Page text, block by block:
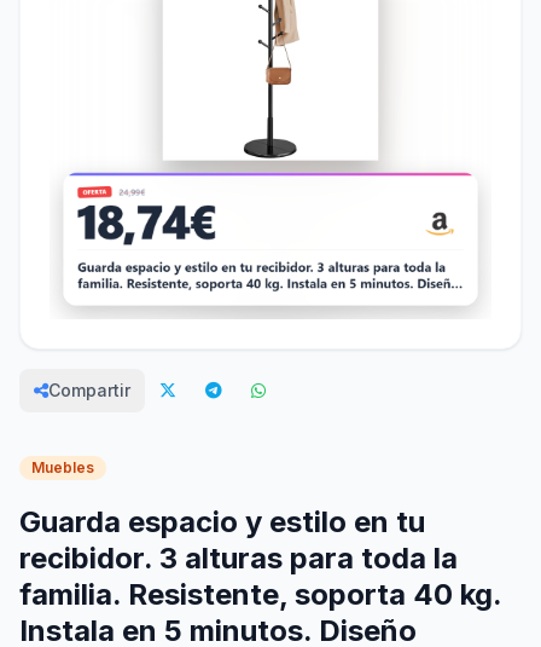
Compartir
Muebles
Guarda espacio y estilo en tu
recibidor. 3 alturas para toda la
familia. Resistente, soporta 40 kg.
Instala en 5 minutos. Diseño